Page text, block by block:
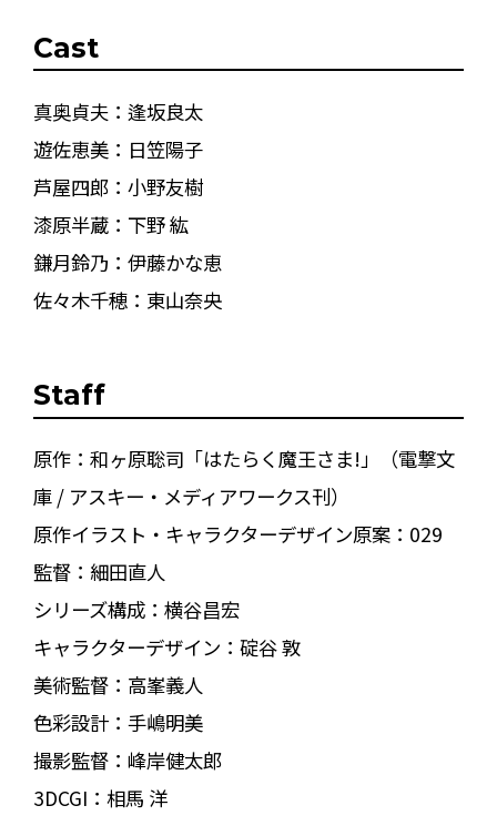
Cast
真奥貞夫：逢坂良太
遊佐恵美：日笠陽子
芦屋四郎：小野友樹
漆原半蔵：下野 紘
鎌月鈴乃：伊藤かな恵
佐々木千穂：東山奈央
Staff
原作：和ヶ原聡司「はたらく魔王さま!」（電撃文
庫 / アスキー・メディアワークス刊）
原作イラスト・キャラクターデザイン原案：029
監督：細田直人
シリーズ構成：横谷昌宏
キャラクターデザイン：碇谷 敦
美術監督：高峯義人
色彩設計：手嶋明美
撮影監督：峰岸健太郎
3DCGI：相馬 洋